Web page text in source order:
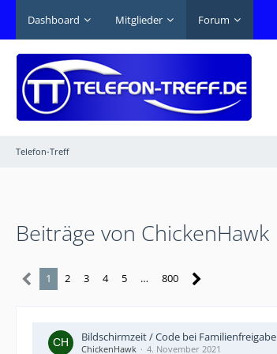
Dashboard Mitglieder Forum
Telefon-Treff
Beiträge von ChickenHawk
1 2 3 4 5 … 800
Bildschirmzeit / Code bei Familienfreigabe
ChickenHawk 4. November 2021